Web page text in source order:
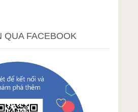
QUA FACEBOOK